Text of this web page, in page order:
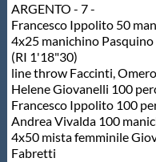
ARGENTO - 7 -
Francesco Ippolito 50
4x25 manichino
(RI 1'18"30)
line throw Faccinti, Omero
Helene Giovanelli 100
Francesco Ippolito 100
Andrea Vivalda 100
4x50 mista femminile
Fabretti